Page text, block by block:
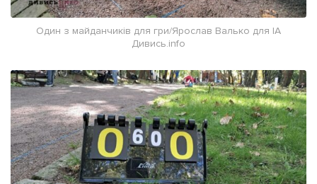
Один з майданчиків для гри/Ярослав Валько для ІА
Дивись.info